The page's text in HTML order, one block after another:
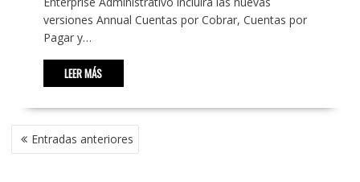
versiones Annual Cuentas por Cobrar, Cuentas por
Pagar y…
LEER MÁS
NAVEGACIÓN
DE Entradas anteriores